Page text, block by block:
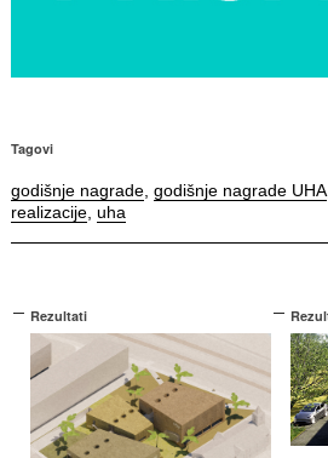
Tagovi
godišnje nagrade, godišnje nagrade UHA,
realizacije, uha
Rezultati